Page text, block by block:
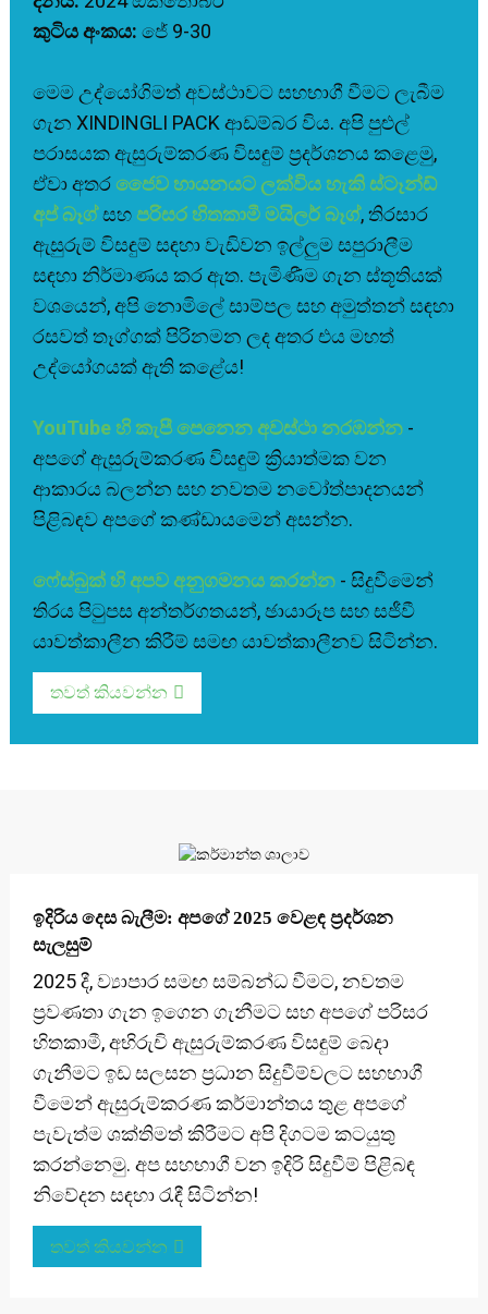
කුටිය අංකය: ජේ 9-30
මෙම උද්යෝගිමත් අවස්ථාවට සහභාගී වීමට ලැබීම
ගැන XINDINGLI PACK ආඩම්බර විය. අපි පුළුල්
පරාසයක ඇසුරුම්කරණ විසඳුම් ප්‍රදර්ශනය කළෙමු,
ඒවා අතරජෛව හායනයට ලක්විය හැකි ස්ටෑන්ඩ්
අප් බෑග්සහපරිසර හිතකාමී මයිලර් බෑග්, තිරසාර
ඇසුරුම් විසඳුම් සඳහා වැඩිවන ඉල්ලුම සපුරාලීම
සඳහා නිර්මාණය කර ඇත. පැමිණීම ගැන ස්තූතියක්
වශයෙන්, අපි නොමිලේ සාම්පල සහ අමුත්තන් සඳහා
රසවත් තෑග්ගක් පිරිනමන ලද අතර එය මහත්
උද්යෝගයක් ඇති කළේය!
YouTube හි කැපී පෙනෙන අවස්ථා නරඹන්න-
අපගේ ඇසුරුම්කරණ විසඳුම් ක්‍රියාත්මක වන
ආකාරය බලන්න සහ නවතම නවෝත්පාදනයන්
පිළිබඳව අපගේ කණ්ඩායමෙන් අසන්න.
ෆේස්බුක් හි අපව අනුගමනය කරන්න - සිදුවීමෙන්
තිරය පිටුපස අන්තර්ගතයන්, ඡායාරූප සහ සජීවී
යාවත්කාලීන කිරීම් සමඟ යාවත්කාලීනව සිටින්න.
තවත් කියවන්න
ඉදිරිය දෙස බැලීම: අපගේ 2025 වෙළඳ ප්‍රදර්ශන
සැලසුම්
2025 දී, ව්‍යාපාර සමඟ සම්බන්ධ වීමට, නවතම
ප්‍රවණතා ගැන ඉගෙන ගැනීමට සහ අපගේ පරිසර
හිතකාමී, අභිරුචි ඇසුරුම්කරණ විසඳුම් බෙදා
ගැනීමට ඉඩ සලසන ප්‍රධාන සිදුවීම්වලට සහභාගී
වීමෙන් ඇසුරුම්කරණ කර්මාන්තය තුළ අපගේ
පැවැත්ම ශක්තිමත් කිරීමට අපි දිගටම කටයුතු
කරන්නෙමු. අප සහභාගී වන ඉදිරි සිදුවීම් පිළිබඳ
නිවේදන සඳහා රැඳී සිටින්න!
තවත් කියවන්න